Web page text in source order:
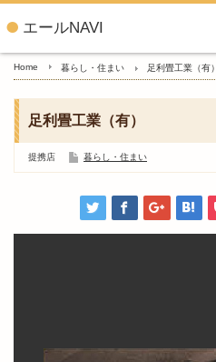
エールNAVI
Home 暮らし・住まい 足利畳工業（有）
足利畳工業（有）
提携店 暮らし・住まい